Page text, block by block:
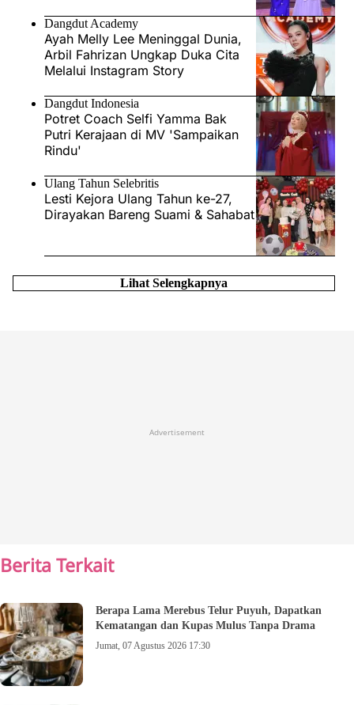
Dangdut Academy
Ayah Melly Lee Meninggal Dunia,
Arbil Fahrizan Ungkap Duka Cita
Melalui Instagram Story
Dangdut Indonesia
Potret Coach Selfi Yamma Bak
Putri Kerajaan di MV 'Sampaikan
Rindu'
Ulang Tahun Selebritis
Lesti Kejora Ulang Tahun ke-27,
Dirayakan Bareng Suami & Sahabat
Lihat Selengkapnya
Advertisement
Berita Terkait
Berapa Lama Merebus Telur Puyuh, Dapatkan
Kematangan dan Kupas Mulus Tanpa Drama
Jumat, 07 Agustus 2026 17:30